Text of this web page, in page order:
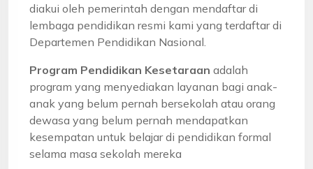
diakui oleh pemerintah dengan mendaftar di
lembaga pendidikan resmi kami yang terdaftar di
Departemen Pendidikan Nasional.
Program Pendidikan Kesetaraan adalah
program yang menyediakan layanan bagi anak-
anak yang belum pernah bersekolah atau orang
dewasa yang belum pernah mendapatkan
kesempatan untuk belajar di pendidikan formal
selama masa sekolah mereka